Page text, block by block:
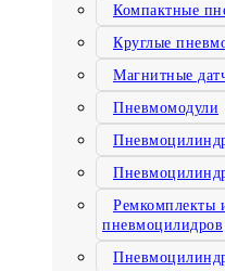
Компактные
Круглые
Магнитные
Пневмомодули
Ремкомплекты
пневмоцилидров